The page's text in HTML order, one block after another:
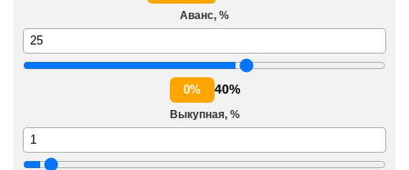
Аванс, %
0% 40%
Выкупная, %